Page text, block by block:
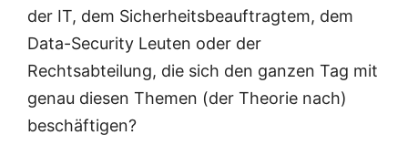
der IT, dem Sicherheitsbeauftragtem, dem
Data-Security Leuten oder der
Rechtsabteilung, die sich den ganzen Tag mit
genau diesen Themen (der Theorie nach)
beschäftigen?